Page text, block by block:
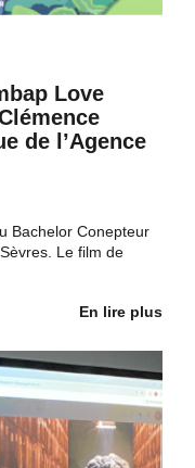
Love
de l’Agence
Bachelor Conepteur
Le film de
En lire plus